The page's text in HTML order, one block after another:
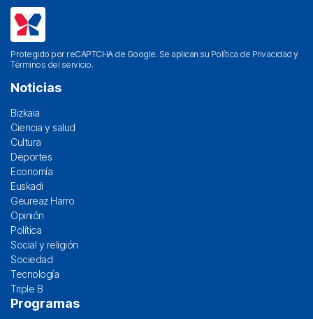
Protegido por reCAPTCHA de Google. Se aplican su Política de Privacidad y
Términos del servicio.
Noticias
Bizkaia
Ciencia y salud
Cultura
Deportes
Economía
Euskadi
Geureaz Harro
Opinión
Política
Social y religión
Sociedad
Tecnología
Triple B
Programas